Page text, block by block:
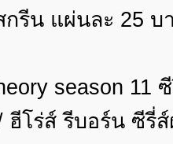
กรีน แผ่นละ 25 บ
season 11
ฮีโร่ส์ รีบอร์น ซีรี่